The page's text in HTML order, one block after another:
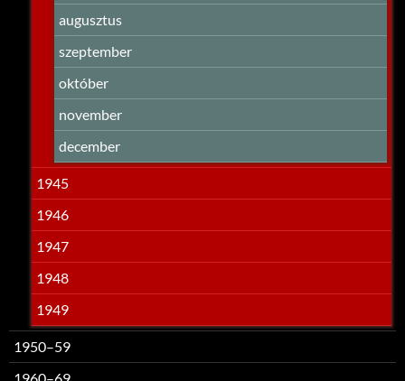
augusztus
szeptember
október
november
december
1945
1946
1947
1948
1949
1950–59